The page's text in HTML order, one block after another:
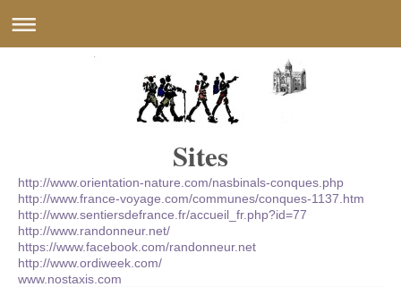
Sites
http://www.orientation-nature.com/nasbinals-conques.php
http://www.france-voyage.com/communes/conques-1137.htm
http://www.sentiersdefrance.fr/accueil_fr.php?id=77
http://www.randonneur.net/
https://www.facebook.com/randonneur.net
http://www.ordiweek.com/
www.nostaxis.com